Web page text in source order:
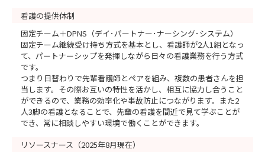
看護の提供体制
固定チーム＋DPNS（デイ･パートナー･ナーシング･システム）
固定チーム継続受け持ち方式を基本とし、看護師が2人1組となっ
て、パートナーシップを発揮しながら日々の看護業務を行う方式
です。
つまり日替わりで先輩看護師とペアを組み、複数の患者さんを担
当します。その際お互いの特性を活かし、相互に協力し合うこと
ができるので、業務の効率化や事故防止につながります。また2
人3脚の看護となることで、先輩の看護を間近で見て学ぶことが
でき、常に相談しやすい環境で働くことができます。
リソースナース（2025年8月現在）